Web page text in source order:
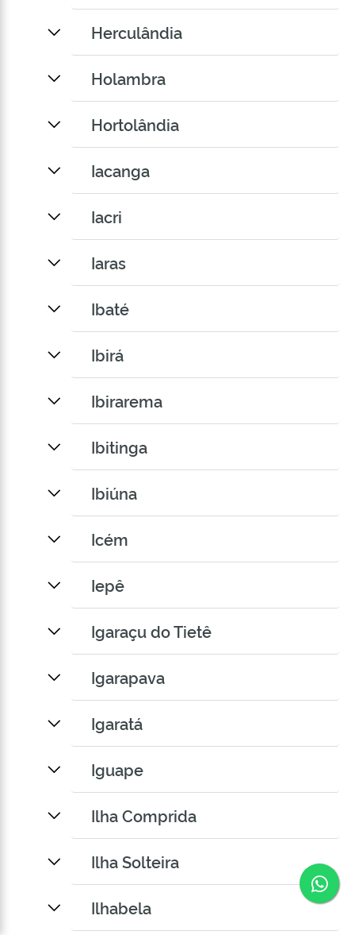
Herculândia
Holambra
Hortolândia
Iacanga
Iacri
Iaras
Ibaté
Ibirá
Ibirarema
Ibitinga
Ibiúna
Icém
Iepê
Igaraçu do Tietê
Igarapava
Igaratá
Iguape
Ilha Comprida
Ilha Solteira
Ilhabela